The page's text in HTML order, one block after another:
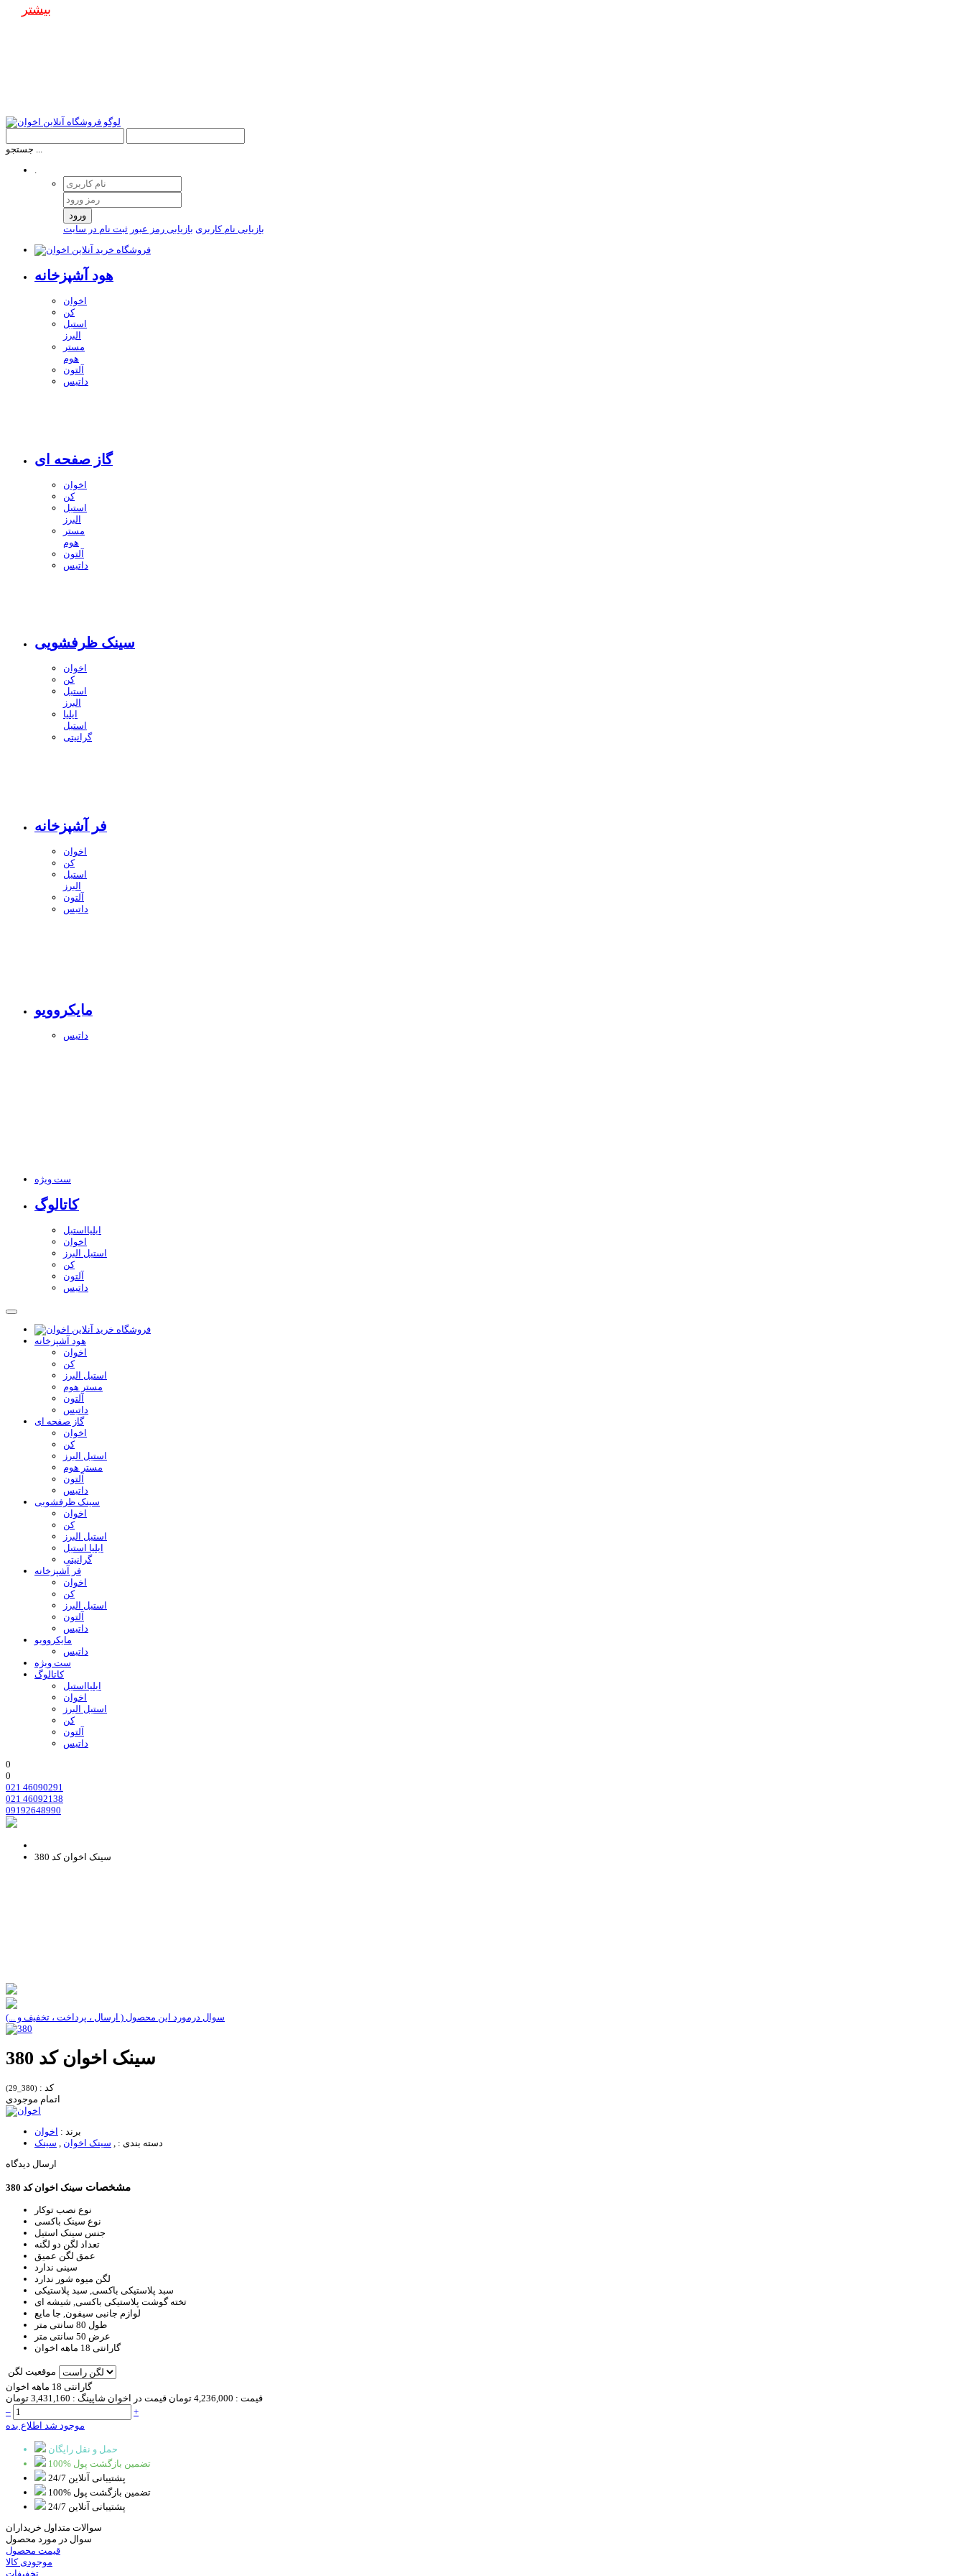
جستجو ...
.
ورود
بازیابی نام کاربری بازیابی رمز عبور ثبت نام در سایت
هود آشپزخانه
اخوان
کن
استیل
البرز
مستر
هوم
آلتون
داتیس
گاز صفحه ای
اخوان
کن
استیل
البرز
مستر
هوم
آلتون
داتیس
سینک ظرفشویی
اخوان
کن
استیل
البرز
ایلیا
استیل
گرانیتی
فر آشپزخانه
اخوان
کن
استیل
البرز
آلتون
داتیس
مایکروویو
داتیس
ست ویژه
کاتالوگ
ایلیااستیل
اخوان
استیل البرز
کن
آلتون
داتیس
هود آشپزخانه
اخوان
کن
استیل البرز
مستر هوم
آلتون
داتیس
گاز صفحه ای
اخوان
کن
استیل البرز
مستر هوم
آلتون
داتیس
سینک ظرفشویی
اخوان
کن
استیل البرز
ایلیا استیل
گرانیتی
فر آشپزخانه
اخوان
کن
استیل البرز
آلتون
داتیس
مایکروویو
داتیس
ست ویژه
کاتالوگ
ایلیااستیل
اخوان
استیل البرز
کن
آلتون
داتیس
0
0
021 46090291
021 46092138
09192648990
سینک اخوان کد 380
سوال درمورد این محصول ( ارسال ، پرداخت ، تخفیف و ...)
سینک اخوان کد 380
کد : (380_29)
اتمام موجودی
برند : اخوان
دسته بندی :
سینک اخوان
سینک
ارسال دیدگاه
مشخصات سینک اخوان کد 380
نوع نصب توکار
نوع سینک باکسی
جنس سینک استیل
تعداد لگن دو لگنه
عمق لگن عمیق
سینی ندارد
لگن میوه شور ندارد
سبد پلاستیکی باکسی, سبد پلاستیکی
تخته گوشت پلاستیکی باکسی, شیشه ای
لوازم جانبی سیفون, جا مایع
طول 80 سانتی متر
عرض 50 سانتی متر
گارانتی 18 ماهه اخوان
موقعیت لگن
گارانتی 18 ماهه اخوان
قیمت : 4,236,000 تومان قیمت در اخوان شاپینگ : 3,431,160 تومان
–
+
موجود شد اطلاع بده
حمل و نقل رایگان
100% تضمین بازگشت پول
پشتیبانی آنلاین 24/7
100% تضمین بازگشت پول
پشتیبانی آنلاین 24/7
سوالات متداول خریداران
سوال در مورد محصول
قیمت محصول
موجودی کالا
تخفیفات
بیشتر